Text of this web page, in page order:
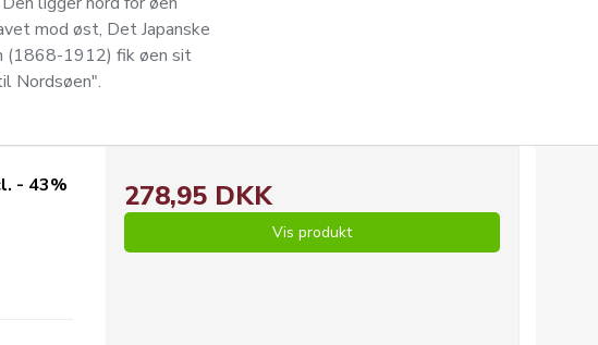
mod øst, Det Japanske
(1868-1912) fik øen sit
Nordsøen".
- 43% 278,95 DKK
Vis produkt